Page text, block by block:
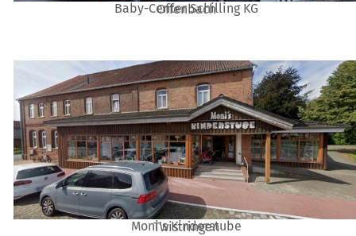
Offenbach
Baby-Center Schilling KG
Twistringen
Moni’s Kinderstube